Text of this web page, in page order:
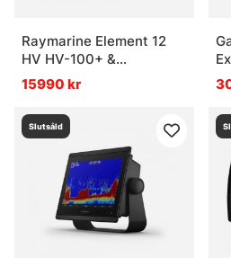
Raymarine Element 12
HV HV-100+ &
LightHouse Sjökort
Northern Europe
15990 kr
Slutsåld